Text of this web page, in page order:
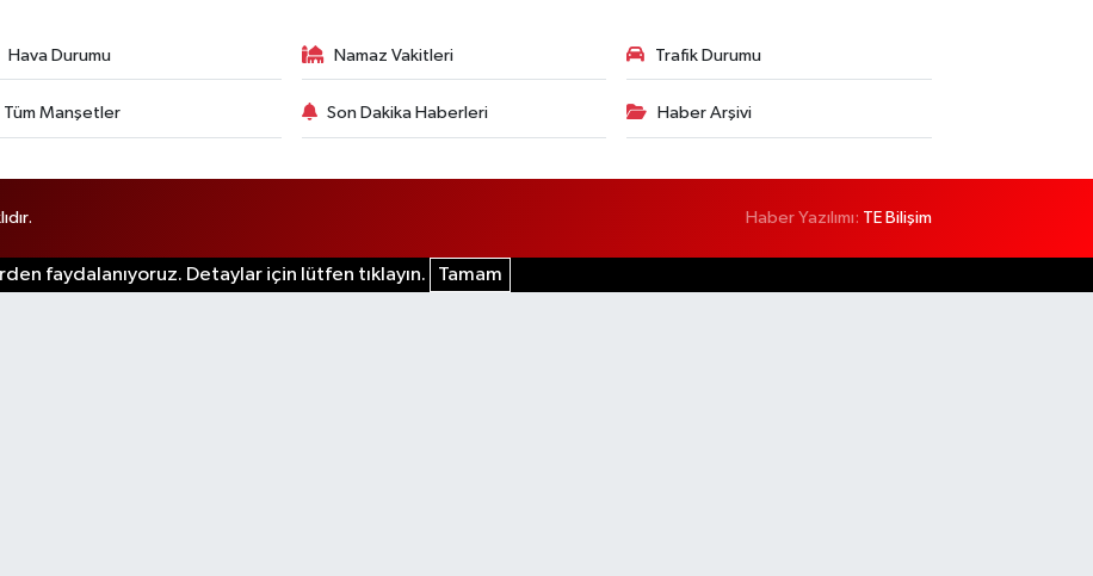
Hava Durumu Namaz Vakitleri Trafik Durumu
Tüm Manşetler Son Dakika Haberleri Haber Arşivi
Haber Yazılımı: TE Bilişim
faydalanıyoruz. Detaylar için lütfen tıklayın. Tamam